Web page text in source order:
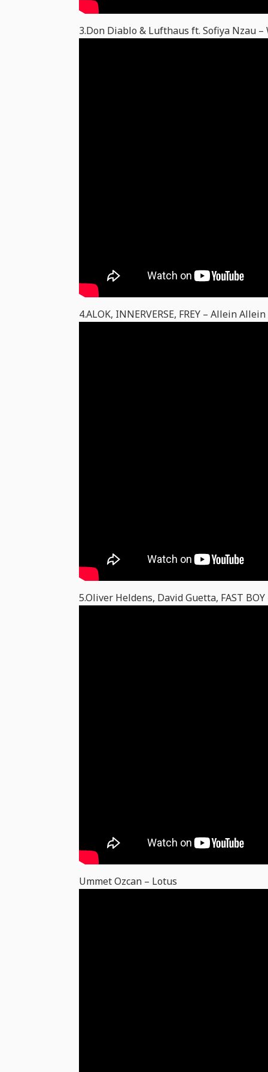
3.Don Diablo & Lufthaus ft. Sofiya Nzau –
4.ALOK, INNERVERSE, FREY – Allein Allein
5.Oliver Heldens, David Guetta, FAST
Ummet Ozcan – Lotus